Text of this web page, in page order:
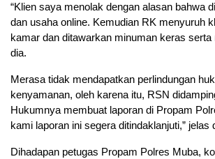
“Klien saya menolak dengan alasan bahwa
dan usaha online. Kemudian RK menyuruh
kamar dan ditawarkan minuman keras serta
dia.
Merasa tidak mendapatkan perlindungan
kenyamanan, oleh karena itu, RSN
Hukumnya membuat laporan di Propam
kami laporan ini segera ditindaklanjuti,” jelas
Dihadapan petugas Propam Polres Muba,